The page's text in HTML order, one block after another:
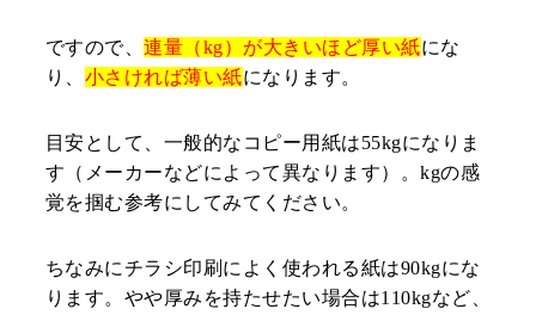
ですので、連量（kg）が大きいほど厚い紙にな
り、 小さければ薄い紙になります。
目安として、一般的なコピー用紙は55kgになりま
す（メーカーなどによって異なります）。kgの感
覚を掴む参考にしてみてください。
ちなみにチラシ印刷によく使われる紙は90kgにな
ります。やや厚みを持たせたい場合は110kgなど、